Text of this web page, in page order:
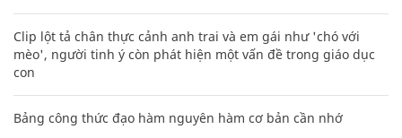
Clip lột tả chân thực cảnh anh trai và em gái như 'chó với
mèo', người tinh ý còn phát hiện một vấn đề trong giáo dục
con
Bảng công thức đạo hàm nguyên hàm cơ bản cần nhớ